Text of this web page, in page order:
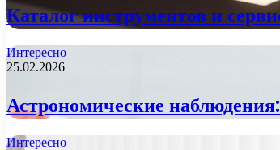
Каталог инструментов и
Интересно
25.02.2026
Астрономические
Интересно